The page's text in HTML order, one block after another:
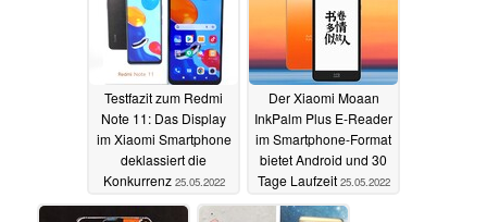
Testfazit zum Redmi
Note 11: Das Display
im Xiaomi Smartphone
deklassiert die
Konkurrenz 25.05.2022
Der Xiaomi Moaan
InkPalm Plus E-Reader
im Smartphone-Format
bietet Android und 30
Tage Laufzeit 25.05.2022